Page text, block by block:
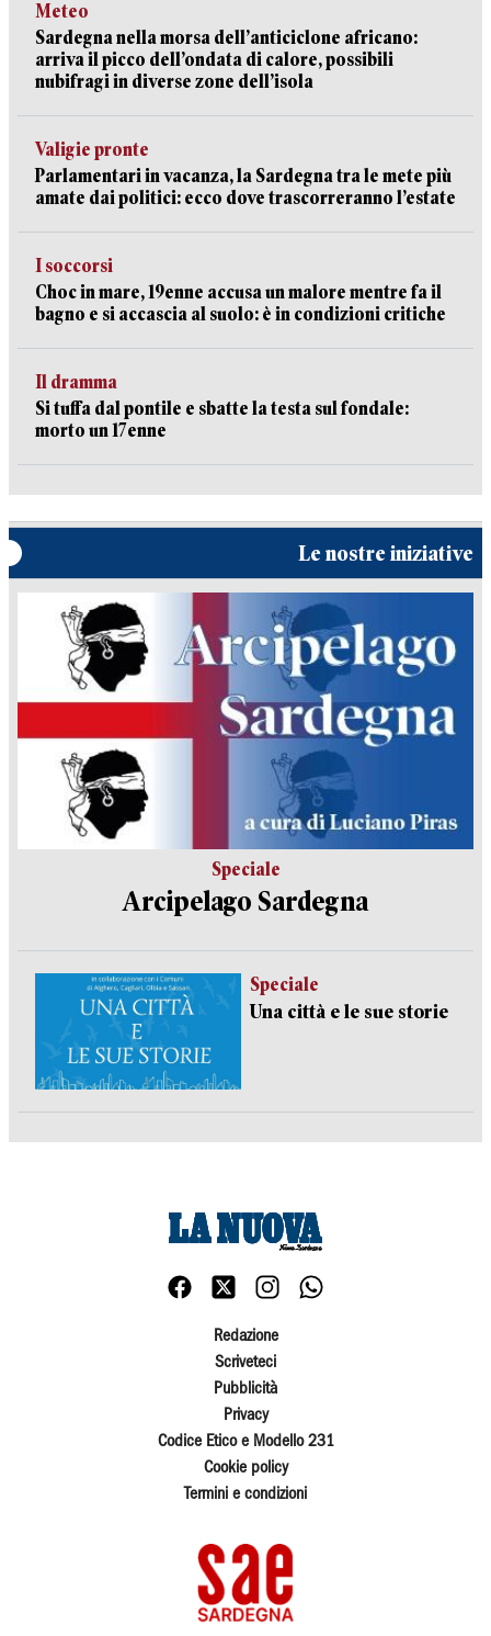
Meteo
Sardegna nella morsa dell’anticiclone africano:
arriva il picco dell’ondata di calore, possibili
nubifragi in diverse zone dell’isola
Valigie pronte
Parlamentari in vacanza, la Sardegna tra le mete più
amate dai politici: ecco dove trascorreranno l’estate
I soccorsi
Choc in mare, 19enne accusa un malore mentre fa il
bagno e si accascia al suolo: è in condizioni critiche
Il dramma
Si tuffa dal pontile e sbatte la testa sul fondale:
morto un 17enne
Le nostre iniziative
Speciale
Arcipelago Sardegna
Speciale
Una città e le sue storie
Redazione
Scriveteci
Pubblicità
Privacy
Codice Etico e Modello 231
Cookie policy
Termini e condizioni